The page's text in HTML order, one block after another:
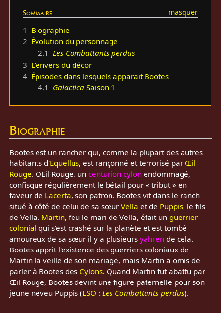
Sommaire
1 Biographie
2 Évolution du personnage
2.1 Les Combattants perdus
3 L'envers du décor
4 Épisodes dans lesquels apparait Bootes
4.1 GalacticaSaison 1
Biographie
Bootes est un rancher qui, comme la plupart des autres
habitants d'Equellus, est rançonné et terrorisé par Œil
Rouge. OEil Rouge, uncenturion cylon endommagé,
confisque régulièrement le bétail pour « tribut » en
faveur de Lacerta, son patron. Bootes vit dans le ranch
situé à côté de celui de sa sœurVella et de Puppis, le fils
de Vella. Martin, feu le mari de Vella, était unguerrier
colonial qui s'est crashé sur la planète et est tombé
amoureux de sa sœur il y a plusieursyahren de cela.
Bootes apprit l'existence des guerriers coloniaux de
Martin la veille de son mariage, mais Martin a omis de
parler à Bootes des Cylons. Quand Martin fut abattu par
Œil Rouge, Bootes devint une figure paternelle pour son
jeune neveu Puppis (LSO : Les Combattants perdus).